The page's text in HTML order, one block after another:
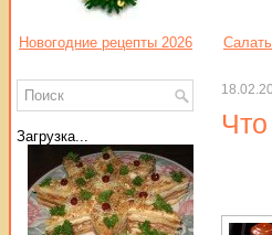
Новогодние рецепты 2026
Загрузка...